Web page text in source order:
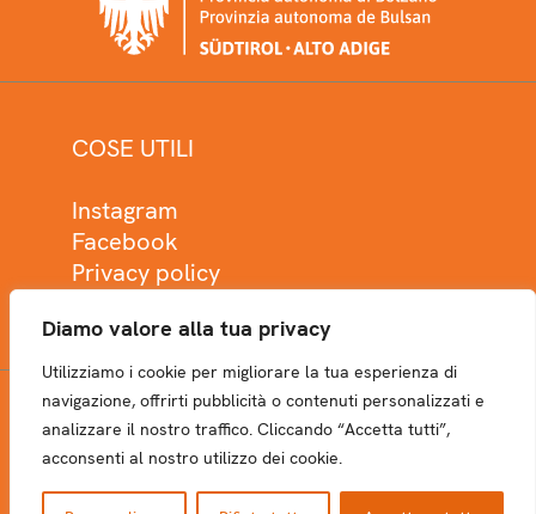
Diamo valore alla tua privacy
Utilizziamo i cookie per migliorare la tua esperienza di
navigazione, offrirti pubblicità o contenuti personalizzati e
analizzare il nostro traffico. Cliccando “Accetta tutti”,
acconsenti al nostro utilizzo dei cookie.
COSE UTILI
Instagram
Facebook
Privacy policy
NEWSLETTER